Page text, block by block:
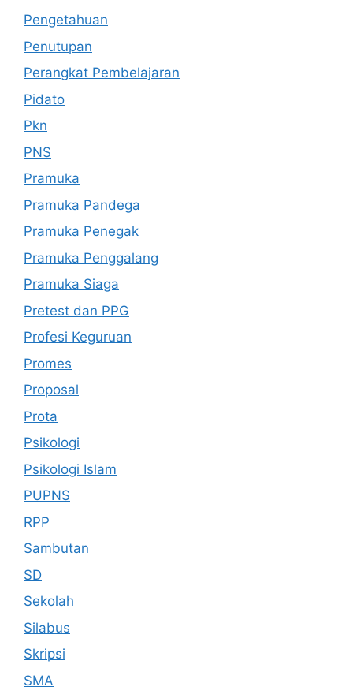
Pengetahuan
Penutupan
Perangkat Pembelajaran
Pidato
Pkn
PNS
Pramuka
Pramuka Pandega
Pramuka Penegak
Pramuka Penggalang
Pramuka Siaga
Pretest dan PPG
Profesi Keguruan
Promes
Proposal
Prota
Psikologi
Psikologi Islam
PUPNS
RPP
Sambutan
SD
Sekolah
Silabus
Skripsi
SMA